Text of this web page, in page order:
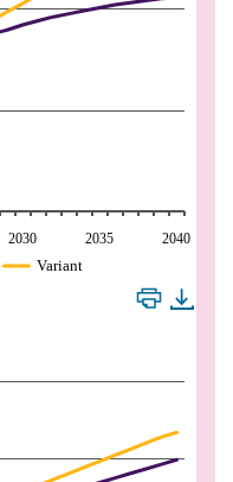
Variant
2030 2035 2040